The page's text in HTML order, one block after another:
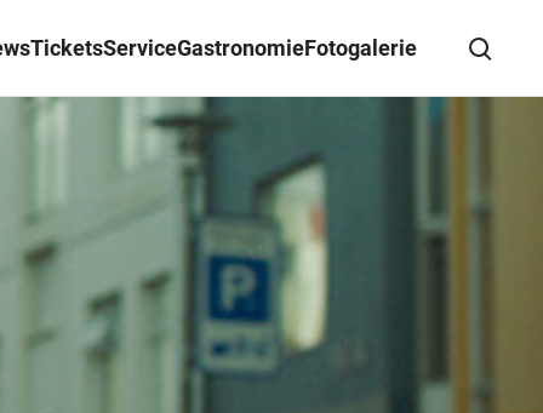
TicketsServiceGastronomieFotogalerie
Suche schließen
Wegbeschreibung erhalten